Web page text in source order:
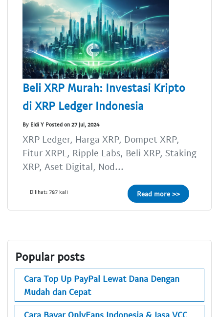
Beli XRP Murah: Investasi Kripto
di XRP Ledger Indonesia
By Eldi Y Posted on 27 Jul, 2024
XRP Ledger, Harga XRP, Dompet XRP,
Fitur XRPL, Ripple Labs, Beli XRP, Staking
XRP, Aset Digital, Nod...
Dilihat: 787 kali Read more >>
Popular posts
Cara Top Up PayPal Lewat Dana Dengan
Mudah dan Cepat
Cara Bayar OnlyFans Indonesia & Jasa VCC